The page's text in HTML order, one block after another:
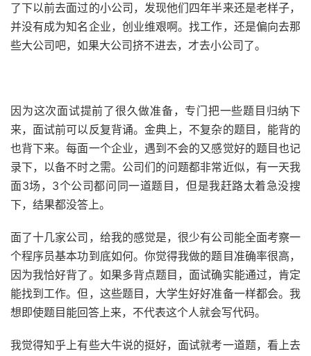
了下以前去面过的小公司，发现他们四年半来还是老样子，
并没有成为知名企业，创业维艰啊。找工作，还是偏向去那
些大公司吧，如果大公司挤不进去，才去小公司了。
因为这次面试提前了很久做准备，专门把一些题目归纳下
来，面试前可以反复背诵。金典上，不复杂的题目，能背的
也背下来。每面一个企业，遇到不会的又感觉好的题目也记
录下，以备不时之需。公司们的问题都非常近似，有一天我
面3场，3个公司都问同一道题目，但是我赶路太着急没搜
下，结果都没答上。
面了十几家公司，给我的感觉是，很少有公司能全面考察一
个程序员基本功到底如何。你觉得我做的题目准确率很高，
因为我恰好背了。如果多背点题目，面试确实能通过，肯定
能找到工作。但，这些题目，大学生好好准备一样都会。我
想即使题目能回答上来，不代表这个人就会写代码。
我觉得知乎上有些大牛说的挺好，面试就考一道题，看上去